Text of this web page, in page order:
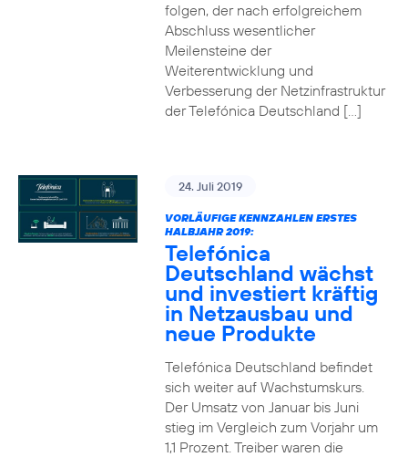
folgen, der nach erfolgreichem
Abschluss wesentlicher
Meilensteine der
Weiterentwicklung und
Verbesserung der Netzinfrastruktur
der Telefónica Deutschland […]
24. Juli 2019
VORLÄUFIGE KENNZAHLEN ERSTES
HALBJAHR 2019:
Telefónica
Deutschland wächst
und investiert kräftig
in Netzausbau und
neue Produkte
Telefónica Deutschland befindet
sich weiter auf Wachstumskurs.
Der Umsatz von Januar bis Juni
stieg im Vergleich zum Vorjahr um
1,1 Prozent. Treiber waren die